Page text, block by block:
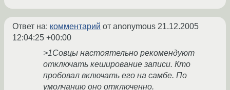
Ответ на: комментарий от anonymous 21.12.2005
12:04:25 +00:00
>1Совцы настоятельно рекомендуют
отключать кеширование записи. Кто
пробовал включать его на самбе. По
умолчанию оно отключенно.